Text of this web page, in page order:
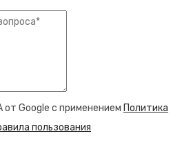
Google с применением Политика
пользования